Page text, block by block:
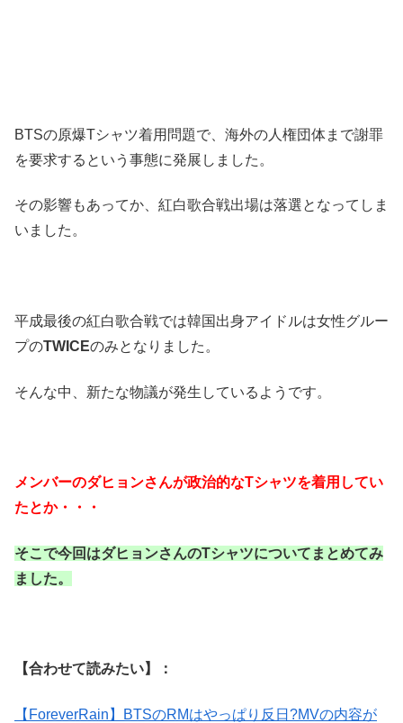
BTSの原爆Tシャツ着用問題で、海外の人権団体まで謝罪
を要求するという事態に発展しました。
その影響もあってか、紅白歌合戦出場は落選となってしま
いました。
平成最後の紅白歌合戦では韓国出身アイドルは女性グルー
プのTWICEのみとなりました。
そんな中、新たな物議が発生しているようです。
メンバーのダヒョンさんが政治的なTシャツを着用してい
たとか・・・
そこで今回はダヒョンさんのTシャツについてまとめてみ
ました。
【合わせて読みたい】：
【ForeverRain】BTSのRMはやっぱり反日?MVの内容が